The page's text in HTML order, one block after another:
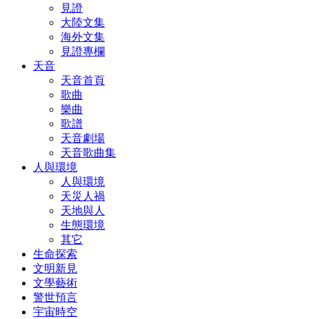
見證
大陸文集
海外文集
見證專欄
天音
天音首頁
歌曲
樂曲
歌譜
天音劇場
天音歌曲集
人與環境
人與環境
天災人禍
天地與人
生態環境
其它
生命探索
文明新見
文學藝術
警世預言
宇宙時空